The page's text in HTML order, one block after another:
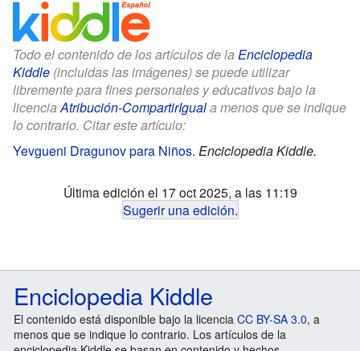
Todo el contenido de los artículos de la Enciclopedia
Kiddle (incluidas las imágenes) se puede utilizar
libremente para fines personales y educativos bajo la
licenciaAtribución-CompartirIguala menos que se indique
lo contrario. Citar este artículo:
Yevgueni Dragunov para Niños. Enciclopedia Kiddle.
Última edición el 17 oct 2025, a las 11:19
Sugerir una edición.
Enciclopedia Kiddle
El contenido está disponible bajo la licencia CC BY-SA 3.0, a
menos que se indique lo contrario. Los artículos de la